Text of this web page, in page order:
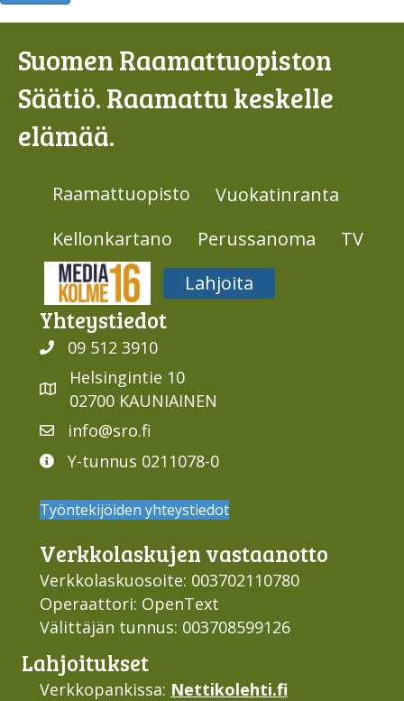
Suomen Raamattuopiston
Säätiö. Raamattu keskelle
elämää.
Raamattuopisto
Vuokatinranta
Kellonkartano
Perussanoma
TV
Media316
Lahjoita
Yhteys­tiedot
09 512 3910
Helsingintie 10
02700 KAUNIAINEN
info@sro.fi
Y-tunnus 0211078-0
Työntekijöiden yhteystiedot
Verkko­laskujen vastaan­otto
Verkkolaskuosoite: 003702110780
Operaattori: OpenText
Välittäjän tunnus: 003708599126
Lahjoi­tukset
Verkkopankissa: Nettikolehti.fi